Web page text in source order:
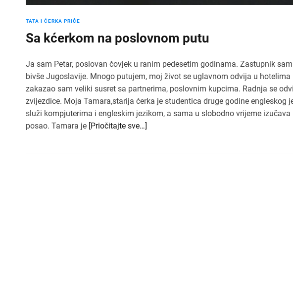
TATA I ĆERKA PRIČE
Sa kćerkom na poslovnom putu
Ja sam Petar, poslovan čovjek u ranim pedesetim godinama. Zastupnik
bivše Jugoslavije. Mnogo putujem, moj život se uglavnom odvija u
zakazao sam veliki susret sa partnerima, poslovnim kupcima. Radnja se
zvijezdice. Moja Tamara,starija ćerka je studentica druge godine engleskog
služi kompjuterima i engleskim jezikom, a sama u slobodno vrijeme
posao. Tamara je [Priočitajte sve…]